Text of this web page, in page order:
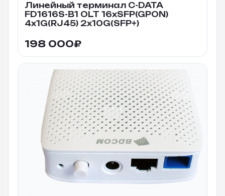
Линейный терминал C-DATA
FD1616S-B1 OLT 16xSFP(GPON)
4x1G(RJ45) 2x10G(SFP+)
198 000₽